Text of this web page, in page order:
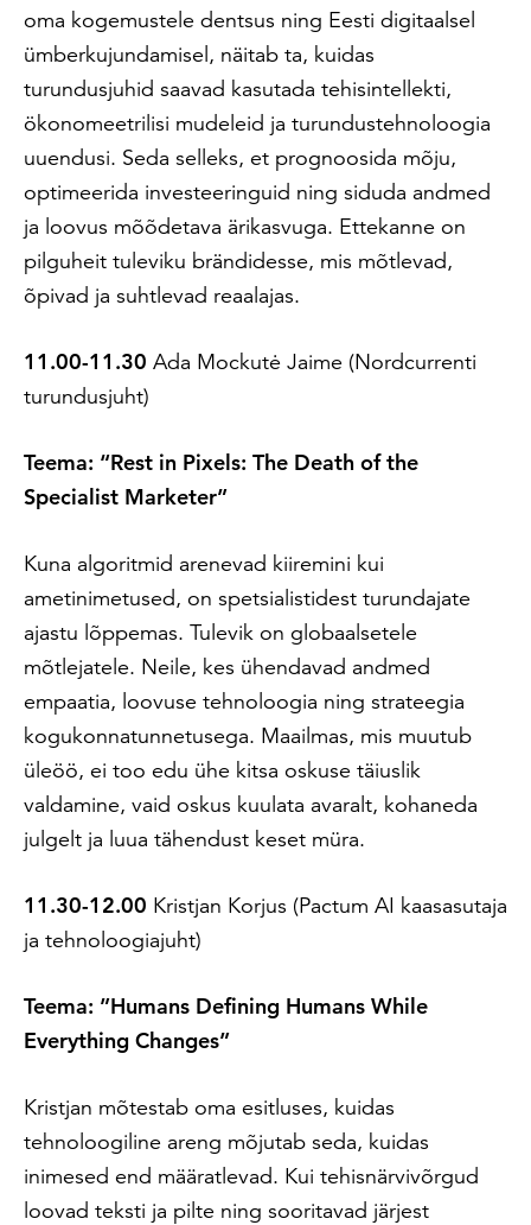
oma kogemustele dentsus ning Eesti digitaalsel
ümberkujundamisel, näitab ta, kuidas
turundusjuhid saavad kasutada tehisintellekti,
ökonomeetrilisi mudeleid ja turundustehnoloogia
uuendusi. Seda selleks, et prognoosida mõju,
optimeerida investeeringuid ning siduda andmed
ja loovus mõõdetava ärikasvuga. Ettekanne on
pilguheit tuleviku brändidesse, mis mõtlevad,
õpivad ja suhtlevad reaalajas.
11.00-11.30 Ada Mockutė Jaime (Nordcurrenti
turundusjuht)
Teema: “Rest in Pixels: The Death of the
Specialist Marketer”
Kuna algoritmid arenevad kiiremini kui
ametinimetused, on spetsialistidest turundajate
ajastu lõppemas. Tulevik on globaalsetele
mõtlejatele. Neile, kes ühendavad andmed
empaatia, loovuse tehnoloogia ning strateegia
kogukonnatunnetusega. Maailmas, mis muutub
üleöö, ei too edu ühe kitsa oskuse täiuslik
valdamine, vaid oskus kuulata avaralt, kohaneda
julgelt ja luua tähendust keset müra.
11.30-12.00 Kristjan Korjus (Pactum AI kaasasutaja
ja tehnoloogiajuht)
Teema: ”Humans Defining Humans While
Everything Changes”
Kristjan mõtestab oma esitluses, kuidas
tehnoloogiline areng mõjutab seda, kuidas
inimesed end määratlevad. Kui tehisnärvivõrgud
loovad teksti ja pilte ning sooritavad järjest